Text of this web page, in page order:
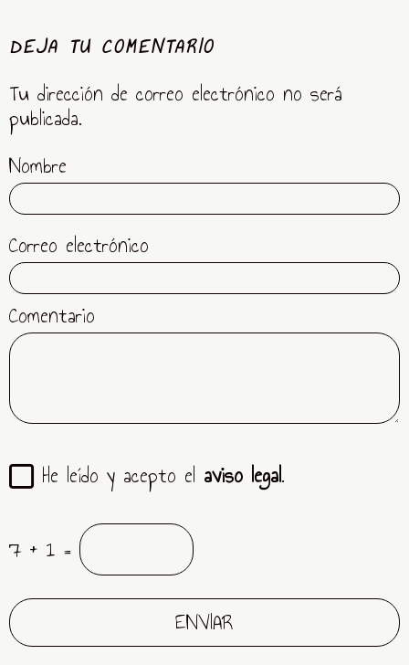
DEJA TU COMENTARIO
Tu dirección de correo electrónico no será
publicada.
Nombre
Correo electrónico
Comentario
He leído y acepto el aviso legal.
7 + 1 =